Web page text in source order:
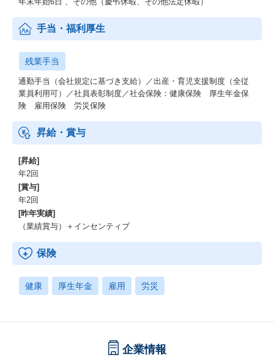
手当・福利厚生
残業手当
通勤手当（会社規定に基づき支給）／出産・育児支援制度（全従
業員利用可）／社員表彰制度／社会保険：健康保険 厚生年金保
険 雇用保険 労災保険
昇給・賞与
[昇給]
年2回
[賞与]
年2回
[昨年実績]
（業績賞与）＋インセンティブ
保険
健康 厚生年金 雇用 労災
企業情報